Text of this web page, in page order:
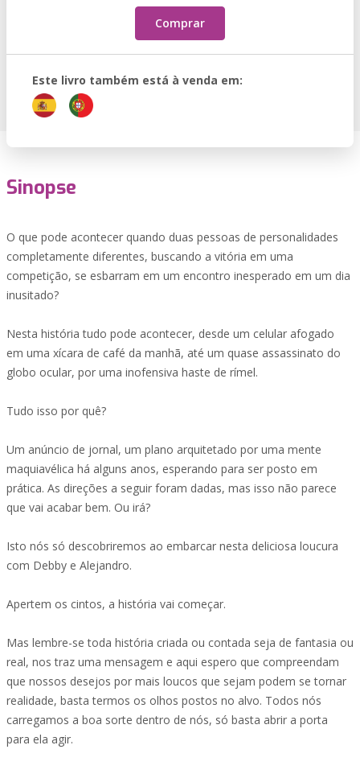
Comprar
Este livro também está à venda em:
Sinopse
O que pode acontecer quando duas pessoas de personalidades
completamente diferentes, buscando a vitória em uma
competição, se esbarram em um encontro inesperado em um dia
inusitado?
Nesta história tudo pode acontecer, desde um celular afogado
em uma xícara de café da manhã, até um quase assassinato do
globo ocular, por uma inofensiva haste de rímel.
Tudo isso por quê?
Um anúncio de jornal, um plano arquitetado por uma mente
maquiavélica há alguns anos, esperando para ser posto em
prática. As direções a seguir foram dadas, mas isso não parece
que vai acabar bem. Ou irá?
Isto nós só descobriremos ao embarcar nesta deliciosa loucura
com Debby e Alejandro.
Apertem os cintos, a história vai começar.
Mas lembre-se toda história criada ou contada seja de fantasia ou
real, nos traz uma mensagem e aqui espero que compreendam
que nossos desejos por mais loucos que sejam podem se tornar
realidade, basta termos os olhos postos no alvo. Todos nós
carregamos a boa sorte dentro de nós, só basta abrir a porta
para ela agir.